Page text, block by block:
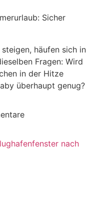
Sicher
häufen sich in
Fragen: Wird
in der Hitze
überhaupt genug?